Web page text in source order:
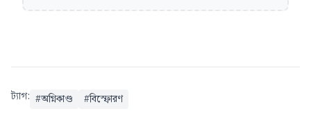
ট্যাগ: #অগ্নিকাণ্ড #বিস্ফোরণ